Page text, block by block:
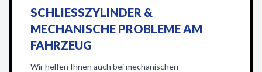
SCHLIESSZYLINDER & M
ECHANISCHE PROBLEME AM F
AHRZEUG
Wir helfen Ihnen auch bei mechanischen